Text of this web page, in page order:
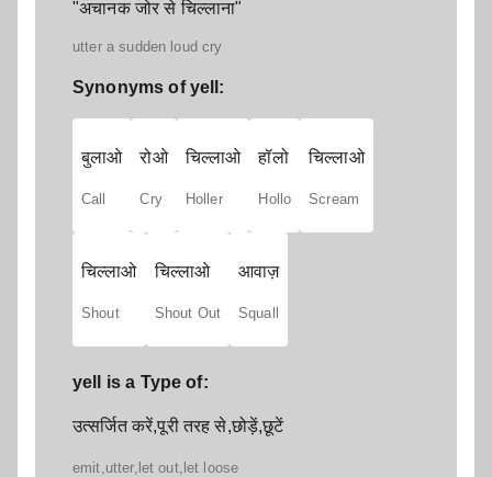
"अचानक जोर से चिल्लाना"
utter a sudden loud cry
Synonyms of yell:
बुलाओ
Call
रोओ
Cry
चिल्लाओ
Holler
हॉलो
Hollo
चिल्लाओ
Scream
चिल्लाओ
Shout
चिल्लाओ
Shout Out
आवाज़
Squall
yell is a Type of:
उत्सर्जित करें,पूरी तरह से,छोड़ें,छूटें
emit,utter,let out,let loose